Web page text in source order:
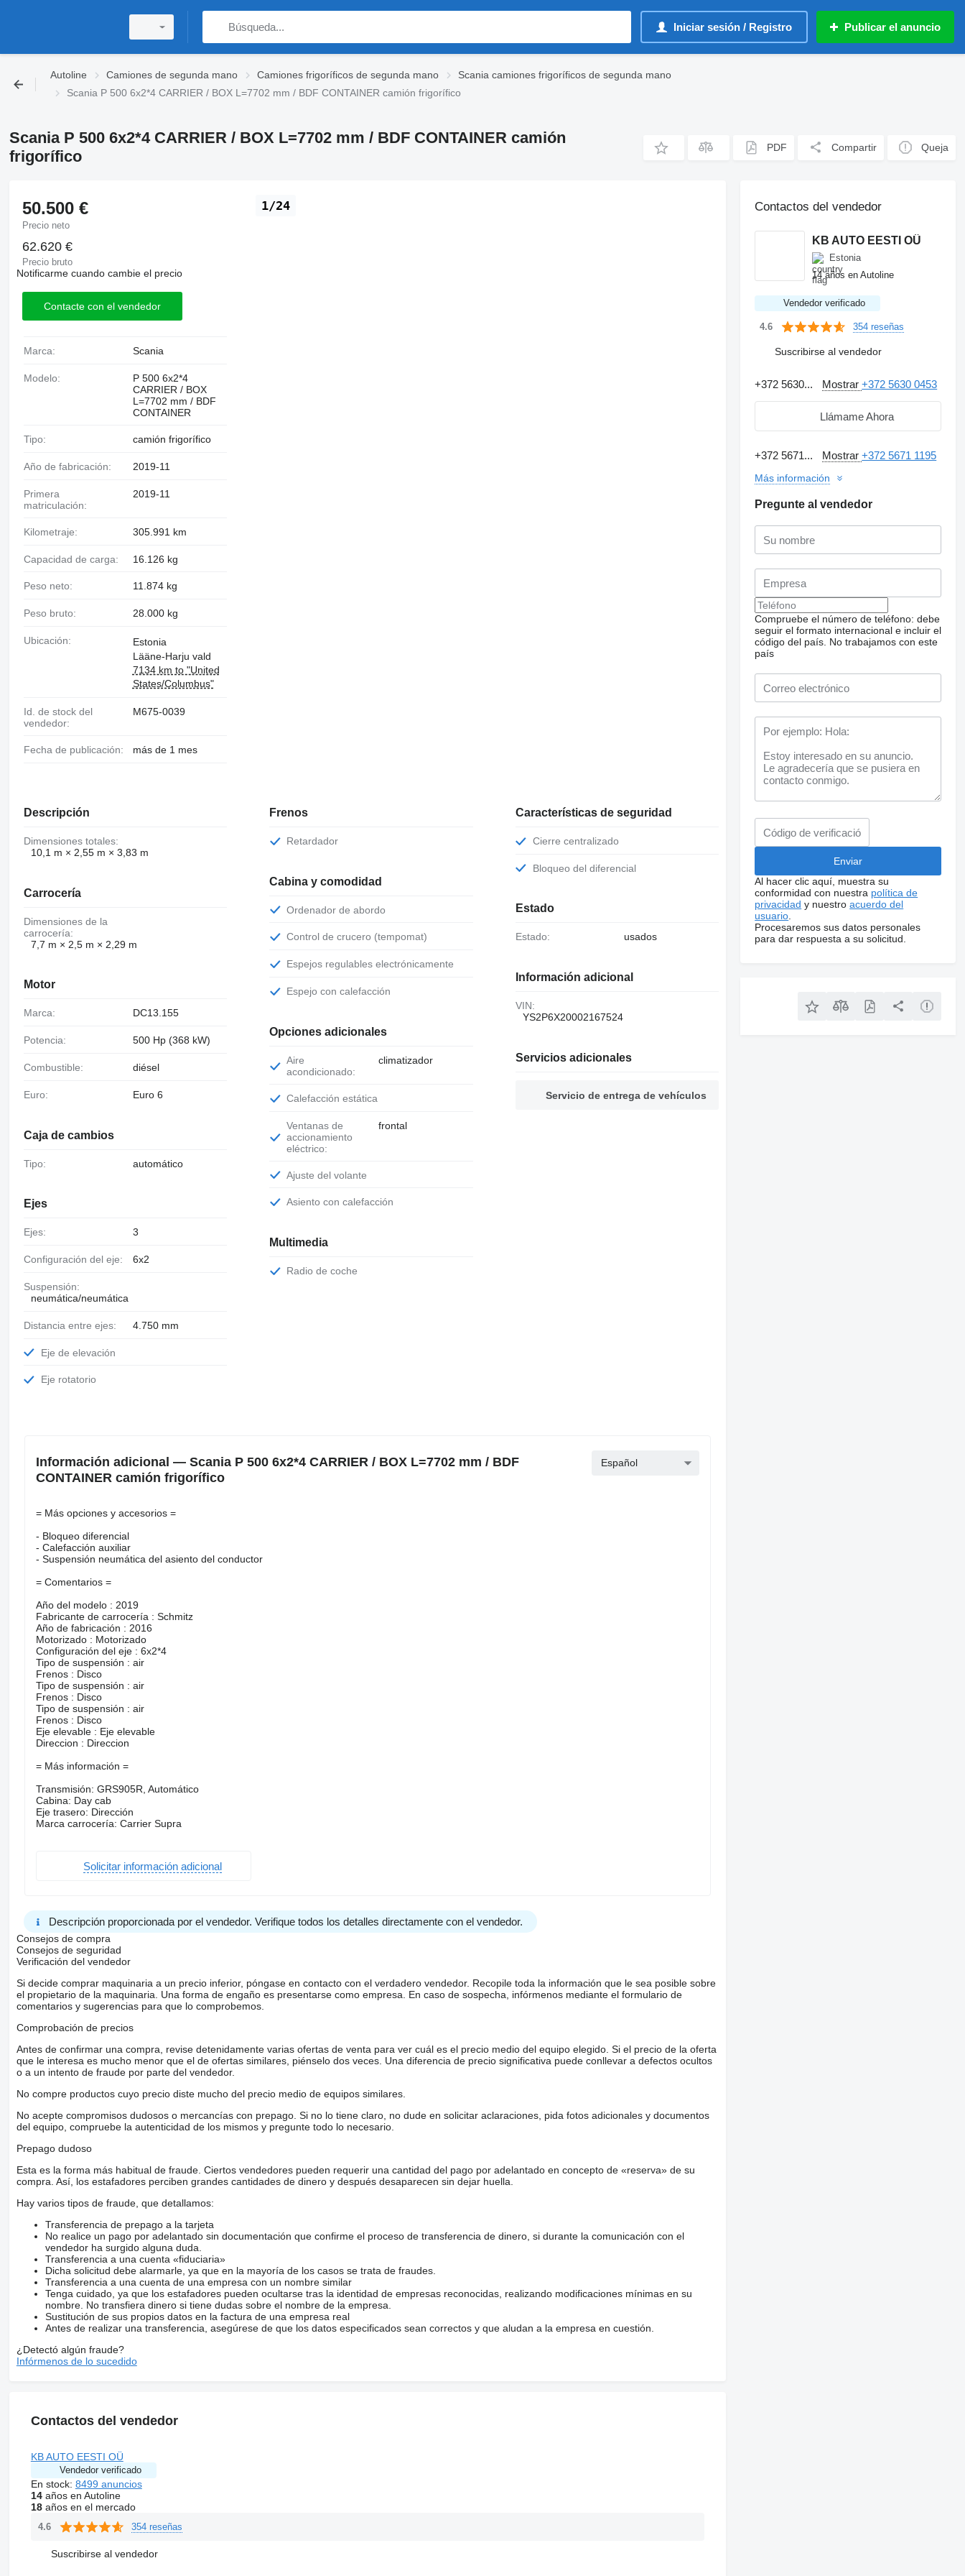
Iniciar sesión / Registro Publicar el anuncio
Autoline Camiones de segunda mano Camiones frigoríficos de segunda mano
Scania camiones frigoríficos de segunda mano
Scania P 500 6x2*4 CARRIER / BOX L=7702 mm / BDF CONTAINER camión frigorífico
Scania P 500 6x2*4 CARRIER / BOX L=7702 mm / BDF CONTAINER camión
frigorífico
PDF Compartir Queja
1/24
50.500 €
Precio neto
62.620 €
Precio bruto
Notificarme cuando cambie el precio
Contacte con el vendedor
Marca: Scania
Modelo:
P 500 6x2*4
CARRIER / BOX
L=7702 mm / BDF
CONTAINER
Tipo: camión frigorífico
Año de fabricación: 2019-11
Primera
matriculación:
2019-11
Kilometraje: 305.991 km
Capacidad de carga: 16.126 kg
Peso neto: 11.874 kg
Peso bruto: 28.000 kg
Ubicación:
Estonia
Lääne-Harju vald
7134 km to "United
States/Columbus"
Id. de stock del
vendedor:
M675-0039
Fecha de publicación: más de 1 mes
Descripción
Dimensiones totales:
10,1 m × 2,55 m × 3,83 m
Carrocería
Dimensiones de la
carrocería:
7,7 m × 2,5 m × 2,29 m
Motor
Marca: DC13.155
Potencia: 500 Hp (368 kW)
Combustible: diésel
Euro: Euro 6
Caja de cambios
Tipo: automático
Ejes
Ejes: 3
Configuración del eje: 6x2
Suspensión:
neumática/neumática
Distancia entre ejes: 4.750 mm
Eje de elevación
Eje rotatorio
Frenos
Retardador
Cabina y comodidad
Ordenador de abordo
Control de crucero (tempomat)
Espejos regulables electrónicamente
Espejo con calefacción
Opciones adicionales
Aire
acondicionado:
climatizador
Calefacción estática
Ventanas de
accionamiento
eléctrico:
frontal
Ajuste del volante
Asiento con calefacción
Multimedia
Radio de coche
Características de seguridad
Cierre centralizado
Bloqueo del diferencial
Estado
Estado: usados
Información adicional
VIN:
YS2P6X20002167524
Servicios adicionales
Servicio de entrega de vehículos
Información adicional — Scania P 500 6x2*4 CARRIER / BOX L=7702 mm / BDF
CONTAINER camión frigorífico
Español
= Más opciones y accesorios =
- Bloqueo diferencial
- Calefacción auxiliar
- Suspensión neumática del asiento del conductor
= Comentarios =
Año del modelo : 2019
Fabricante de carrocería : Schmitz
Año de fabricación : 2016
Motorizado : Motorizado
Configuración del eje : 6x2*4
Tipo de suspensión : air
Frenos : Disco
Tipo de suspensión : air
Frenos : Disco
Tipo de suspensión : air
Frenos : Disco
Eje elevable : Eje elevable
Direccion : Direccion
= Más información =
Transmisión: GRS905R, Automático
Cabina: Day cab
Eje trasero: Dirección
Marca carrocería: Carrier Supra
Solicitar información adicional
Descripción proporcionada por el vendedor. Verifique todos los detalles directamente con el vendedor.
Consejos de compra
Consejos de seguridad
Verificación del vendedor
Si decide comprar maquinaria a un precio inferior, póngase en contacto con el verdadero vendedor. Recopile toda la información que le sea posible sobre
el propietario de la maquinaria. Una forma de engaño es presentarse como empresa. En caso de sospecha, infórmenos mediante el formulario de
comentarios y sugerencias para que lo comprobemos.
Comprobación de precios
Antes de confirmar una compra, revise detenidamente varias ofertas de venta para ver cuál es el precio medio del equipo elegido. Si el precio de la oferta
que le interesa es mucho menor que el de ofertas similares, piénselo dos veces. Una diferencia de precio significativa puede conllevar a defectos ocultos
o a un intento de fraude por parte del vendedor.
No compre productos cuyo precio diste mucho del precio medio de equipos similares.
No acepte compromisos dudosos o mercancías con prepago. Si no lo tiene claro, no dude en solicitar aclaraciones, pida fotos adicionales y documentos
del equipo, compruebe la autenticidad de los mismos y pregunte todo lo necesario.
Prepago dudoso
Esta es la forma más habitual de fraude. Ciertos vendedores pueden requerir una cantidad del pago por adelantado en concepto de «reserva» de su
compra. Así, los estafadores perciben grandes cantidades de dinero y después desaparecen sin dejar huella.
Hay varios tipos de fraude, que detallamos:
Transferencia de prepago a la tarjeta
No realice un pago por adelantado sin documentación que confirme el proceso de transferencia de dinero, si durante la comunicación con el
vendedor ha surgido alguna duda.
Transferencia a una cuenta «fiduciaria»
Dicha solicitud debe alarmarle, ya que en la mayoría de los casos se trata de fraudes.
Transferencia a una cuenta de una empresa con un nombre similar
Tenga cuidado, ya que los estafadores pueden ocultarse tras la identidad de empresas reconocidas, realizando modificaciones mínimas en su
nombre. No transfiera dinero si tiene dudas sobre el nombre de la empresa.
Sustitución de sus propios datos en la factura de una empresa real
Antes de realizar una transferencia, asegúrese de que los datos especificados sean correctos y que aludan a la empresa en cuestión.
¿Detectó algún fraude?
Infórmenos de lo sucedido
Contactos del vendedor
KB AUTO EESTI OÜ
Vendedor verificado
En stock: 8499 anuncios
14años en Autoline
18años en el mercado
4.6 354 reseñas
Suscribirse al vendedor
Contactos del vendedor
KB AUTO EESTI OÜ
Estonia
14 años en Autoline
Vendedor verificado
4.6 354 reseñas
Suscribirse al vendedor
+372 5630... Mostrar+372 5630 0453
Llámame Ahora
+372 5671... Mostrar+372 5671 1195
Más información
Pregunte al vendedor
Compruebe el número de teléfono: debe
seguir el formato internacional e incluir el
código del país. No trabajamos con este
país
Al hacer clic aquí, muestra su
conformidad con nuestra política de
privacidad y nuestroacuerdo del
usuario
Procesaremos sus datos personales
para dar respuesta a su solicitud.